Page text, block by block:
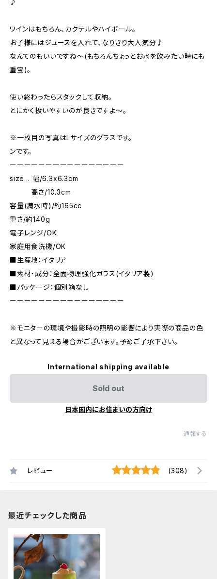
♪
ワインはもちろん、カクテルやハイボール。
お子様にはジュースを入れて、なりきり大人気分♪
なんてのもいいですね〜(もちろんちょっとお水を飲みたい時にも
重宝)。
使い終わったらスタックして収納。
とにかく扱いやすいのが良きですよ〜。
※一枚目の写真はLサイズのグラスです。
ンです。
ーーーーーーーーーーーーーーーー
size… 幅/6.3x6.3cm
高さ/10.3cm
容量(満水時)/約165cc
重さ/約140g
電子レンジ/OK
家庭用食洗機/OK
■生産地：イタリア
■素材・成分：全面物理強化ガラス(イタリア製)
■パッケージ：個別箱なし
ーーーーーーーーーーーーーーーー
※モニターの環境や撮影時の照明の影響により実際の商品の色
と異なって見える場合がございます。予めご了承下さい。
International shipping available
Sold out
日本国内にお住まいの方向け
通報する
レビュー (308)
最近チェックした商品